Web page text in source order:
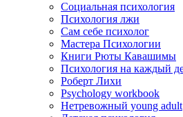
Социальная психология
Психология лжи
Сам себе психолог
Мастера Психологии
Книги Рюты Кавашимы
Психология на каждый
Роберт Лихи
Psychology workbook
Нетревожный young adult